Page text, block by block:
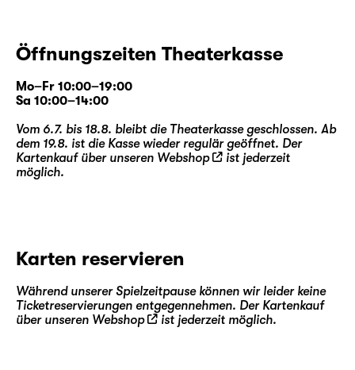
Öffnungszeiten Theaterkasse
Mo–Fr 10:00–19:00
Sa 10:00–14:00
Vom 6.7. bis 18.8. bleibt die Theaterkasse geschlossen. Ab
dem 19.8. ist die Kasse wieder regulär geöffnet. Der
Kartenkauf über unseren Webshop
ist jederzeit
möglich.
Karten reservieren
Während unserer Spielzeitpause können wir leider keine
Ticketreservierungen entgegennehmen. Der Kartenkauf
über unseren Webshop ist jederzeit möglich.